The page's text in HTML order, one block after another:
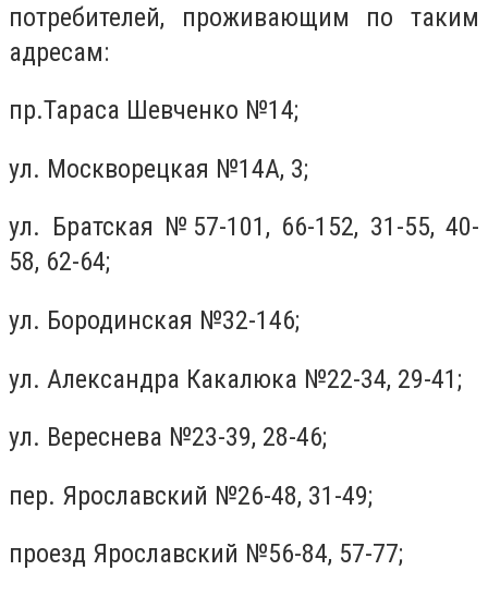
потребителей, проживающим по таким
адресам:
пр.Тараса Шевченко №14;
ул. Москворецкая №14А, 3;
ул. Братская №57-101, 66-152, 31-55, 40-
58, 62-64;
ул. Бородинская №32-146;
ул. Александра Какалюка №22-34, 29-41;
ул. Вереснева №23-39, 28-46;
пер. Ярославский №26-48, 31-49;
проезд Ярославский №56-84, 57-77;